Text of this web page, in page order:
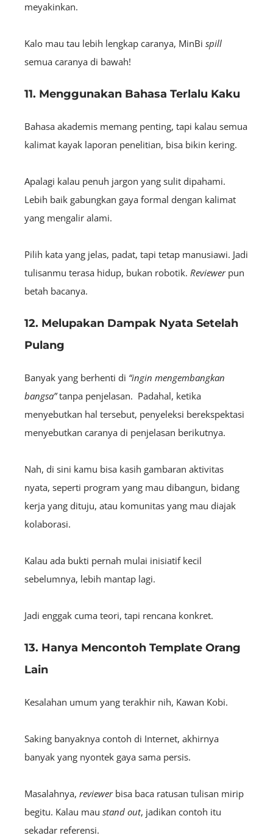
meyakinkan.
Kalo mau tau lebih lengkap caranya, MinBi spill
semua caranya di bawah!
11. Menggunakan Bahasa Terlalu Kaku
Bahasa akademis memang penting, tapi kalau semua
kalimat kayak laporan penelitian, bisa bikin kering.
Apalagi kalau penuh jargon yang sulit dipahami.
Lebih baik gabungkan gaya formal dengan kalimat
yang mengalir alami.
Pilih kata yang jelas, padat, tapi tetap manusiawi. Jadi
tulisanmu terasa hidup, bukan robotik. Reviewerpun
betah bacanya.
12. Melupakan Dampak Nyata Setelah
Pulang
Banyak yang berhenti di “ingin mengembangkan
bangsa”tanpa penjelasan. Padahal, ketika
menyebutkan hal tersebut, penyeleksi berekspektasi
menyebutkan caranya di penjelasan berikutnya.
Nah, di sini kamu bisa kasih gambaran aktivitas
nyata, seperti program yang mau dibangun, bidang
kerja yang dituju, atau komunitas yang mau diajak
kolaborasi.
Kalau ada bukti pernah mulai inisiatif kecil
sebelumnya, lebih mantap lagi.
Jadi enggak cuma teori, tapi rencana konkret.
13. Hanya Mencontoh Template Orang
Lain
Kesalahan umum yang terakhir nih, Kawan Kobi.
Saking banyaknya contoh di Internet, akhirnya
banyak yang nyontek gaya sama persis.
Masalahnya, reviewerbisa baca ratusan tulisan mirip
begitu. Kalau mau stand out, jadikan contoh itu
sekadar referensi.